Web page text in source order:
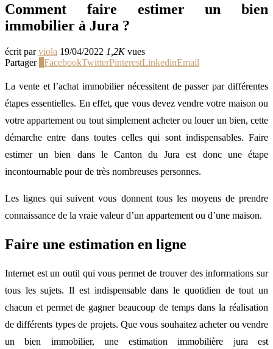
Comment faire estimer un bien
immobilier à Jura ?
écrit parviola 19/04/2022 1,2Kvues
Partager
FacebookTwitterPinterestLinkedinEmail
La vente et l’achat immobilier nécessitent de passer par différentes
étapes essentielles. En effet, que vous devez vendre votre maison ou
votre appartement ou tout simplement acheter ou louer un bien, cette
démarche entre dans toutes celles qui sont indispensables. Faire
estimer un bien dans le Canton du Jura est donc une étape
incontournable pour de très nombreuses personnes.
Les lignes qui suivent vous donnent tous les moyens de prendre
connaissance de la vraie valeur d’un appartement ou d’une maison.
Faire une estimation en ligne
Internet est un outil qui vous permet de trouver des informations sur
tous les sujets. Il est indispensable dans le quotidien de tout un
chacun et permet de gagner beaucoup de temps dans la réalisation
de différents types de projets. Que vous souhaitez acheter ou vendre
un bien immobilier, une estimation immobilière jura est